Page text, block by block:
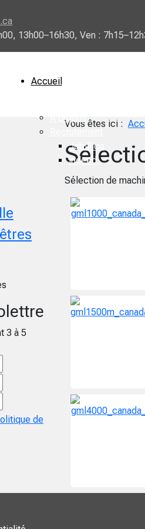
13h00–16h30, Ven :
Accueil
À propos
Jobillico
indeed
3 à 5
de
Vous êtes ici :
Sélection de